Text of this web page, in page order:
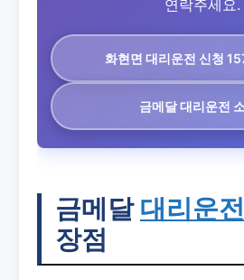
연락주세요.
화현면 대리운전 신청
금메달 대리운전
금메달 대리운
장점